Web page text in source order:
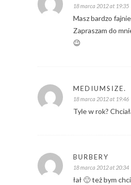
18 marca 2012 at 19:35
Masz bardzo
Zapraszam do
😉
MEDIUMSIZE.
18 marca 2012 at 19:46
Tyle w rok?
BURBERY
18 marca 2012 at 20:34
łał 🙂 też bym